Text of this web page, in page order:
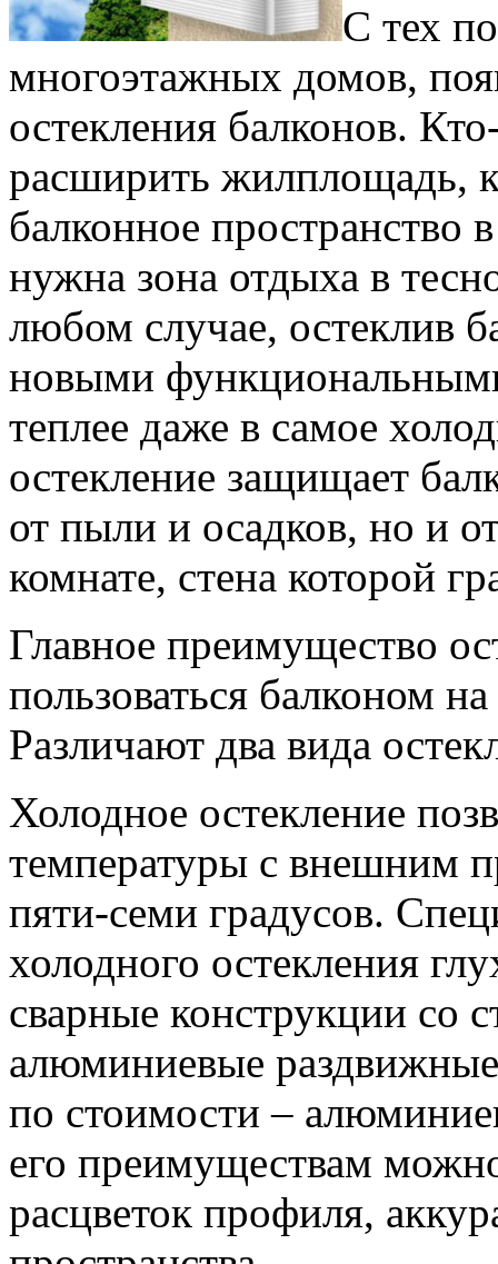
С тех
многоэтажных домов,
остекления балконов.
расширить жилплощадь,
балконное пространство
нужна зона отдыха в
любом случае, остеклив
новыми
теплее даже в самое
остекление защищает
от пыли и осадков, но и
комнате, стена которой
Главное преимущество
пользоваться балконом
Различают два вида
Холодное остекление
температуры с внешним
пяти-семи градусов.
холодного остекления
сварные конструкции со
алюминиевые
по стоимости –
его преимуществам
расцветок профиля,